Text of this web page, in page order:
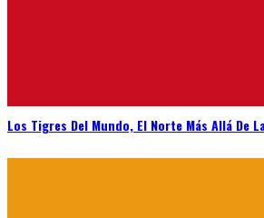
Los Tigres Del Mundo, El Norte Más Allá De